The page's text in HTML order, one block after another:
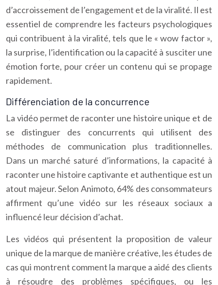
d’accroissement de l’engagement et de la viralité. Il est
essentiel de comprendre les facteurs psychologiques
qui contribuent à la viralité, tels que le « wow factor »,
la surprise, l’identification ou la capacité à susciter une
émotion forte, pour créer un contenu qui se propage
rapidement.
Différenciation de la concurrence
La vidéo permet de raconter une histoire unique et de
se distinguer des concurrents qui utilisent des
méthodes de communication plus traditionnelles.
Dans un marché saturé d’informations, la capacité à
raconter une histoire captivante et authentique est un
atout majeur. Selon Animoto, 64% des consommateurs
affirment qu’une vidéo sur les réseaux sociaux a
influencé leur décision d’achat.
Les vidéos qui présentent la proposition de valeur
unique de la marque de manière créative, les études de
cas qui montrent comment la marque a aidé des clients
à résoudre des problèmes spécifiques, ou les